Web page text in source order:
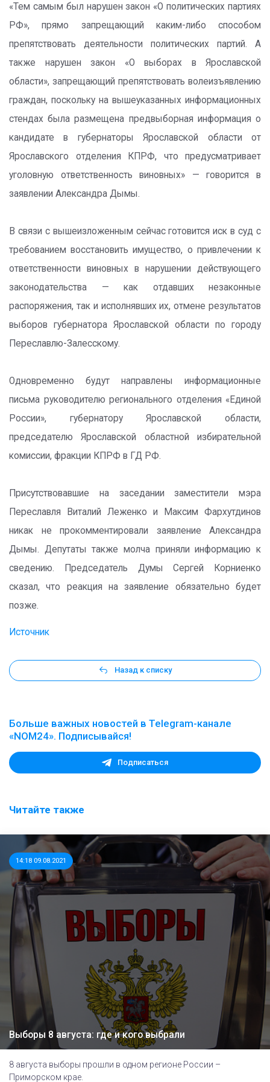
«Тем самым был нарушен закон «О политических партиях
РФ», прямо запрещающий каким-либо способом
препятствовать деятельности политических партий. А
также нарушен закон «О выборах в Ярославской
области», запрещающий препятствовать волеизъявлению
граждан, поскольку на вышеуказанных информационных
стендах была размещена предвыборная информация о
кандидате в губернаторы Ярославской области от
Ярославского отделения КПРФ, что предусматривает
уголовную ответственность виновных» — говорится в
заявлении Александра Дымы.
В связи с вышеизложенным сейчас готовится иск в суд с
требованием восстановить имущество, о привлечении к
ответственности виновных в нарушении действующего
законодательства — как отдавших незаконные
распоряжения, так и исполнявших их, отмене результатов
выборов губернатора Ярославской области по городу
Переславлю-Залесскому.
Одновременно будут направлены информационные
письма руководителю регионального отделения «Единой
России», губернатору Ярославской области,
председателю Ярославской областной избирательной
комиссии, фракции КПРФ в ГД РФ.
Присутствовавшие на заседании заместители мэра
Переславля Виталий Леженко и Максим Фархутдинов
никак не прокомментировали заявление Александра
Дымы. Депутаты также молча приняли информацию к
сведению. Председатель Думы Сергей Корниенко
сказал, что реакция на заявление обязательно будет
позже.
Источник
Назад к списку
Больше важных новостей в Telegram-канале
«NOM24». Подписывайся!
Подписаться
Читайте также
14:18 09.08.2021
Выборы 8 августа: где и кого выбрали
8 августа выборы прошли в одном регионе России –
Приморском крае.